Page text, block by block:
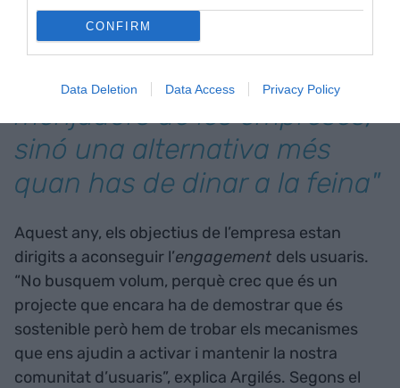
CONFIRM
Data Deletion Data Access Privacy Policy
Argilés: "No intentem ser un
substitut als restaurants o
menjadors de les empreses,
sinó una alternativa més
quan has de dinar a la feina"
Aquest any, els objectius de l’empresa estan
dirigits a aconseguir l’engagement dels usuaris.
“No busquem volum, perquè crec que és un
projecte que encara ha de demostrar que és
sostenible però hem de trobar els mecanismes
que ens ajudin a activar i mantenir la nostra
comunitat d’usuaris”, explica Argilés. Segons el